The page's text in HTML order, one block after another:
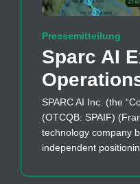
Pressemitteilung
Sparc AI
SPARC AI Inc. (the
(OTCQB: SPAIF)
technology company
independent